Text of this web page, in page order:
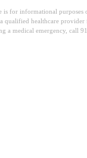
is for informational purposes
qualified healthcare provider
a medical emergency, call